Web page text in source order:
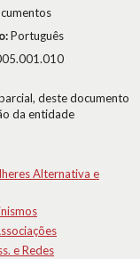
Português
deste documento
da entidade
Alternativa e
e Redes